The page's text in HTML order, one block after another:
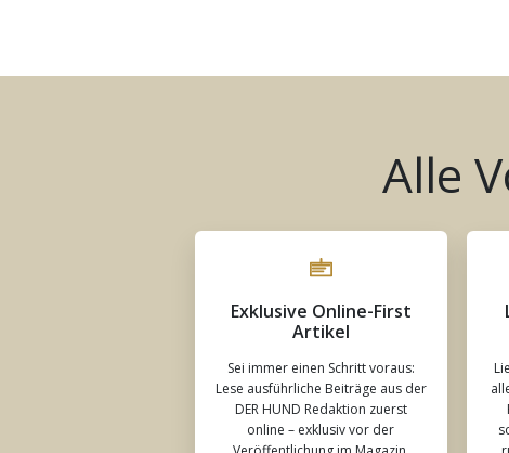
Alle
Exklusive Online-First
Artikel
Sei immer einen Schritt voraus:
Lese ausführliche Beiträge aus der
DER HUND Redaktion zuerst
online – exklusiv vor der